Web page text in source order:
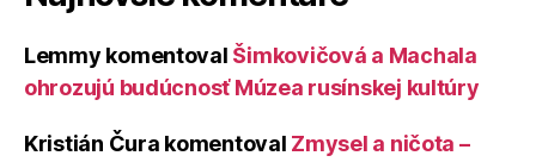
Lemmy komentoval Šimkovičová a Machala
ohrozujú budúcnosť Múzea rusínskej kultúry
Kristián Čura komentoval Zmysel a ničota –